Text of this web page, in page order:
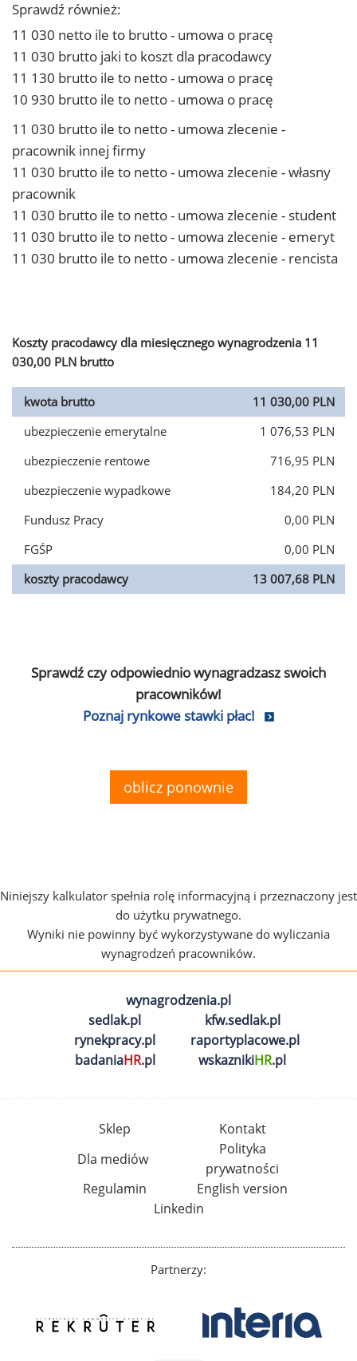
Sprawdź również:
11 030 netto ile to brutto - umowa o pracę
11 030 brutto jaki to koszt dla pracodawcy
11 130 brutto ile to netto - umowa o pracę
10 930 brutto ile to netto - umowa o pracę
11 030 brutto ile to netto - umowa zlecenie -
pracownik innej firmy
11 030 brutto ile to netto - umowa zlecenie - własny
pracownik
11 030 brutto ile to netto - umowa zlecenie - student
11 030 brutto ile to netto - umowa zlecenie - emeryt
11 030 brutto ile to netto - umowa zlecenie - rencista
Koszty pracodawcy dla miesięcznego wynagrodzenia 11
030,00 PLN brutto
kwota brutto
11 030,00 PLN
ubezpieczenie emerytalne
1 076,53 PLN
ubezpieczenie rentowe
716,95 PLN
ubezpieczenie wypadkowe
184,20 PLN
Fundusz Pracy
0,00 PLN
FGŚP
0,00 PLN
koszty pracodawcy
13 007,68 PLN
Sprawdź czy odpowiednio wynagradzasz swoich
pracowników!
Poznaj rynkowe stawki płac!
oblicz ponownie
Niniejszy kalkulator spełnia rolę informacyjną i przeznaczony jest
do użytku prywatnego.
Wyniki nie powinny być wykorzystywane do wyliczania
wynagrodzeń pracowników.
wynagrodzenia.pl
sedlak.pl
kfw.sedlak.pl
rynekpracy.pl
raportyplacowe.pl
badaniaHR.pl wskaznikiHR.pl
Sklep
Kontakt
Dla mediów
Polityka
prywatności
Regulamin
English version
Linkedin
Partnerzy: